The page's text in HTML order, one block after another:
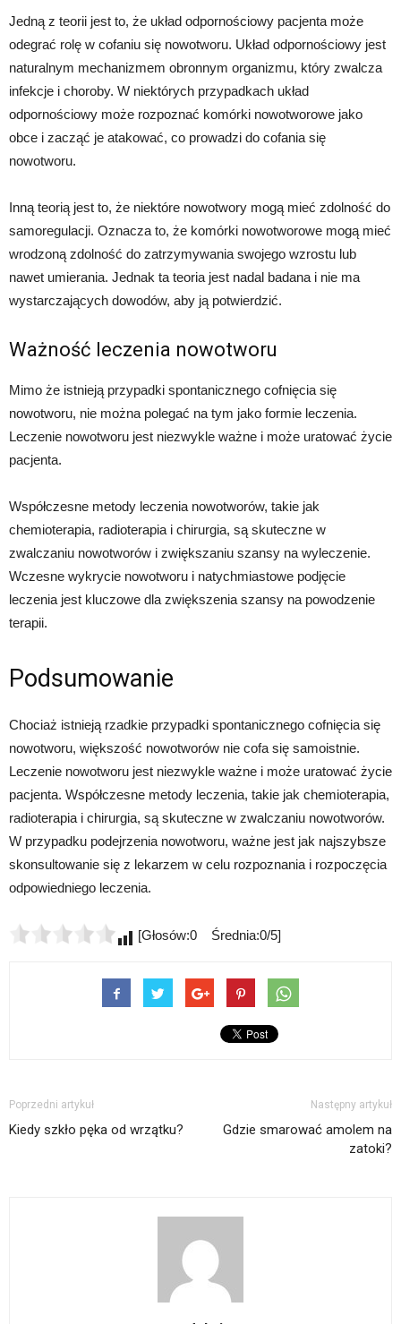
Jedną z teorii jest to, że układ odpornościowy pacjenta może
odegrać rolę w cofaniu się nowotworu. Układ odpornościowy jest
naturalnym mechanizmem obronnym organizmu, który zwalcza
infekcje i choroby. W niektórych przypadkach układ
odpornościowy może rozpoznać komórki nowotworowe jako
obce i zacząć je atakować, co prowadzi do cofania się
nowotworu.
Inną teorią jest to, że niektóre nowotwory mogą mieć zdolność do
samoregulacji. Oznacza to, że komórki nowotworowe mogą mieć
wrodzoną zdolność do zatrzymywania swojego wzrostu lub
nawet umierania. Jednak ta teoria jest nadal badana i nie ma
wystarczających dowodów, aby ją potwierdzić.
Ważność leczenia nowotworu
Mimo że istnieją przypadki spontanicznego cofnięcia się
nowotworu, nie można polegać na tym jako formie leczenia.
Leczenie nowotworu jest niezwykle ważne i może uratować życie
pacjenta.
Współczesne metody leczenia nowotworów, takie jak
chemioterapia, radioterapia i chirurgia, są skuteczne w
zwalczaniu nowotworów i zwiększaniu szansy na wyleczenie.
Wczesne wykrycie nowotworu i natychmiastowe podjęcie
leczenia jest kluczowe dla zwiększenia szansy na powodzenie
terapii.
Podsumowanie
Chociaż istnieją rzadkie przypadki spontanicznego cofnięcia się
nowotworu, większość nowotworów nie cofa się samoistnie.
Leczenie nowotworu jest niezwykle ważne i może uratować życie
pacjenta. Współczesne metody leczenia, takie jak chemioterapia,
radioterapia i chirurgia, są skuteczne w zwalczaniu nowotworów.
W przypadku podejrzenia nowotworu, ważne jest jak najszybsze
skonsultowanie się z lekarzem w celu rozpoznania i rozpoczęcia
odpowiedniego leczenia.
[Głosów:0 Średnia:0/5]
Poprzedni artykuł
Kiedy szkło pęka od wrzątku?
Następny artykuł
Gdzie smarować amolem na
zatoki?